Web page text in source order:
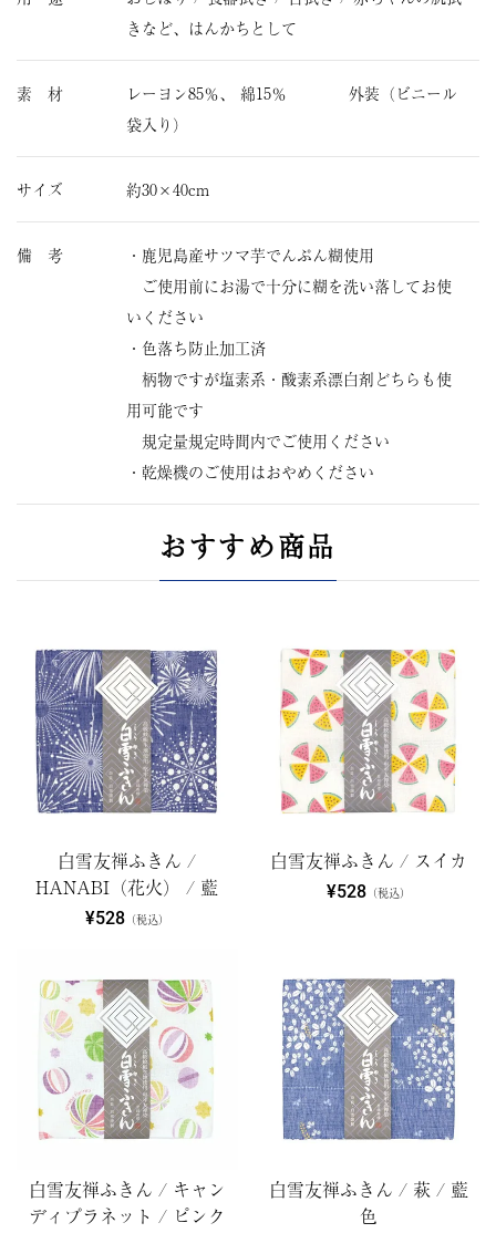
きなど、はんかちとして
素 材
レーヨン85％、 綿15％ 外装（ビニール
袋入り）
サイズ 約30×40cm
備 考
・鹿児島産サツマ芋でんぷん糊使用
ご使用前にお湯で十分に糊を洗い落してお使
いください
・色落ち防止加工済
柄物ですが塩素系・酸素系漂白剤どちらも使
用可能です
規定量規定時間内でご使用ください
・乾燥機のご使用はおやめください
おすすめ商品
白雪友禅ふきん /
HANABI（花火） / 藍
¥528（税込）
白雪友禅ふきん / スイカ
¥528 （税込）
白雪友禅ふきん / キャン
ディプラネット / ピンク
白雪友禅ふきん / 萩 / 藍
色